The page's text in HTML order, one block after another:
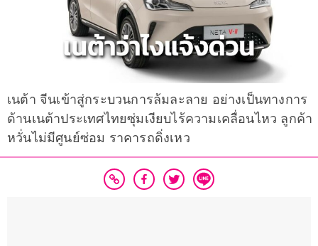
เนต้า จีนเข้าสู่กระบวนการล้มละลาย อย่างเป็นทางการ
ด้านเนต้าประเทศไทยซุ่มเงียบไร้ความเคลื่อนไหว ลูกค้า
หวั่นไม่มีศูนย์ซ่อม ราคารถดิ่งเหว